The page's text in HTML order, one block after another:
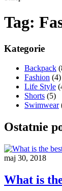
Tag:
Kategorie
Backpack
Fashion (4)
Life Style
Shorts (5)
Swimwear
Ostatnie
maj 30, 2018
What is